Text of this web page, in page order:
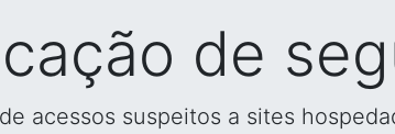
de
acessos suspeitos a sites